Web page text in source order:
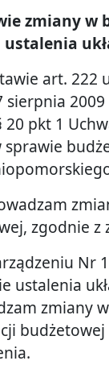
zmiany w
ustalenia
art. 222
sierpnia
20 pkt 1
sprawie
zgodnie z
Nr
ustalenia
zmiany w
budżetowej